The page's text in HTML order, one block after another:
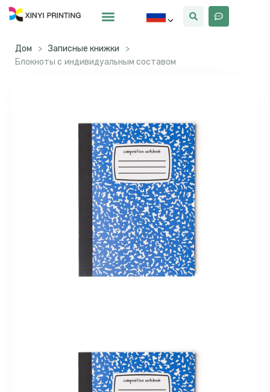
Дом > Записные книжки
>
Блокноты с индивидуальным составом